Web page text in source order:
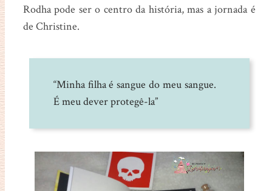
Rodha pode ser o centro da história, mas a jornada é
de Christine.
“Minha filha é sangue do meu sangue.
É meu dever protegê-la”